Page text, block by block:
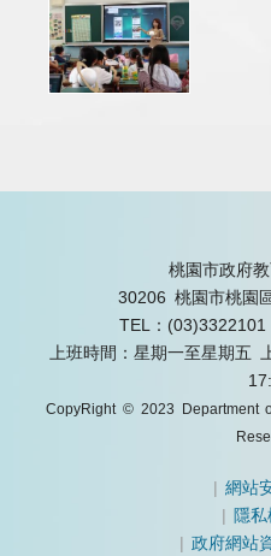
桃園市政府
30206 桃園市桃園
TEL：(03)3322101
上班時間：星期一至星期五
CopyRight © 2023 Department
|網站
| 隱
|政府網站